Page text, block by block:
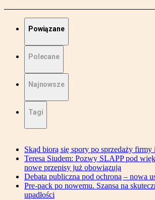
Powiązane
Polecane
Najnowsze
Tagi
Skąd biorą się spory po sprzedaży
Teresa Siudem: Pozwy SLAPP pod
nowe przepisy już obowiązują
Debata publiczna pod ochroną – nowa
Pre-pack po nowemu. Szansa na
upadłości